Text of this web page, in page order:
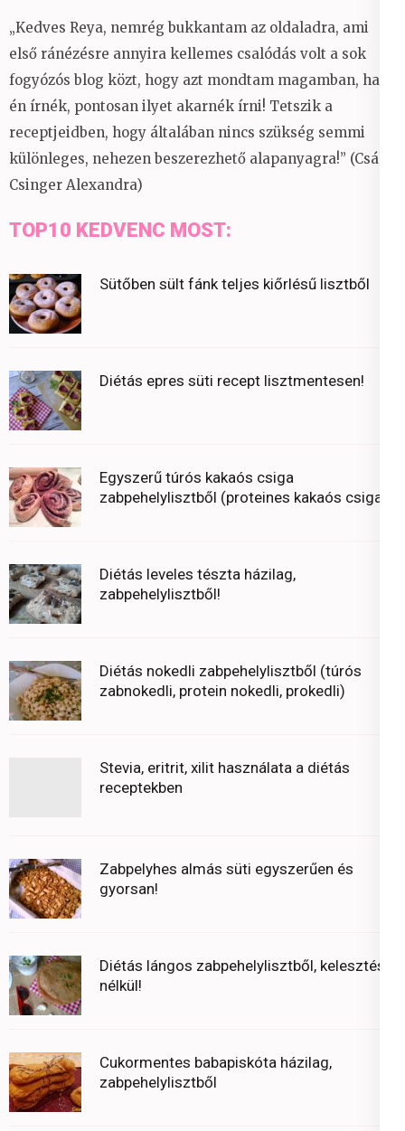
„Kedves Reya, nemrég bukkantam az oldaladra, ami
első ránézésre annyira kellemes csalódás volt a sok
fogyózós blog közt, hogy azt mondtam magamban, ha
én írnék, pontosan ilyet akarnék írni! Tetszik a
receptjeidben, hogy általában nincs szükség semmi
különleges, nehezen beszerezhető alapanyagra!” (Csáky
Csinger Alexandra)
TOP10 KEDVENC MOST:
Sütőben sült fánk teljes kiőrlésű lisztből
Diétás epres süti recept lisztmentesen!
Egyszerű túrós kakaós csiga
zabpehelylisztből (proteines kakaós csiga)
Diétás leveles tészta házilag,
zabpehelylisztből!
Diétás nokedli zabpehelylisztből (túrós
zabnokedli, protein nokedli, prokedli)
Stevia, eritrit, xilit használata a diétás
receptekben
Zabpelyhes almás süti egyszerűen és
gyorsan!
Diétás lángos zabpehelylisztből, kelesztés
nélkül!
Cukormentes babapiskóta házilag,
zabpehelylisztből